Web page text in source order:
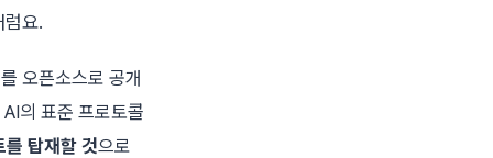
럼요.
를 오픈소스로 공개
의 표준 프로토콜
탑재할 것으로